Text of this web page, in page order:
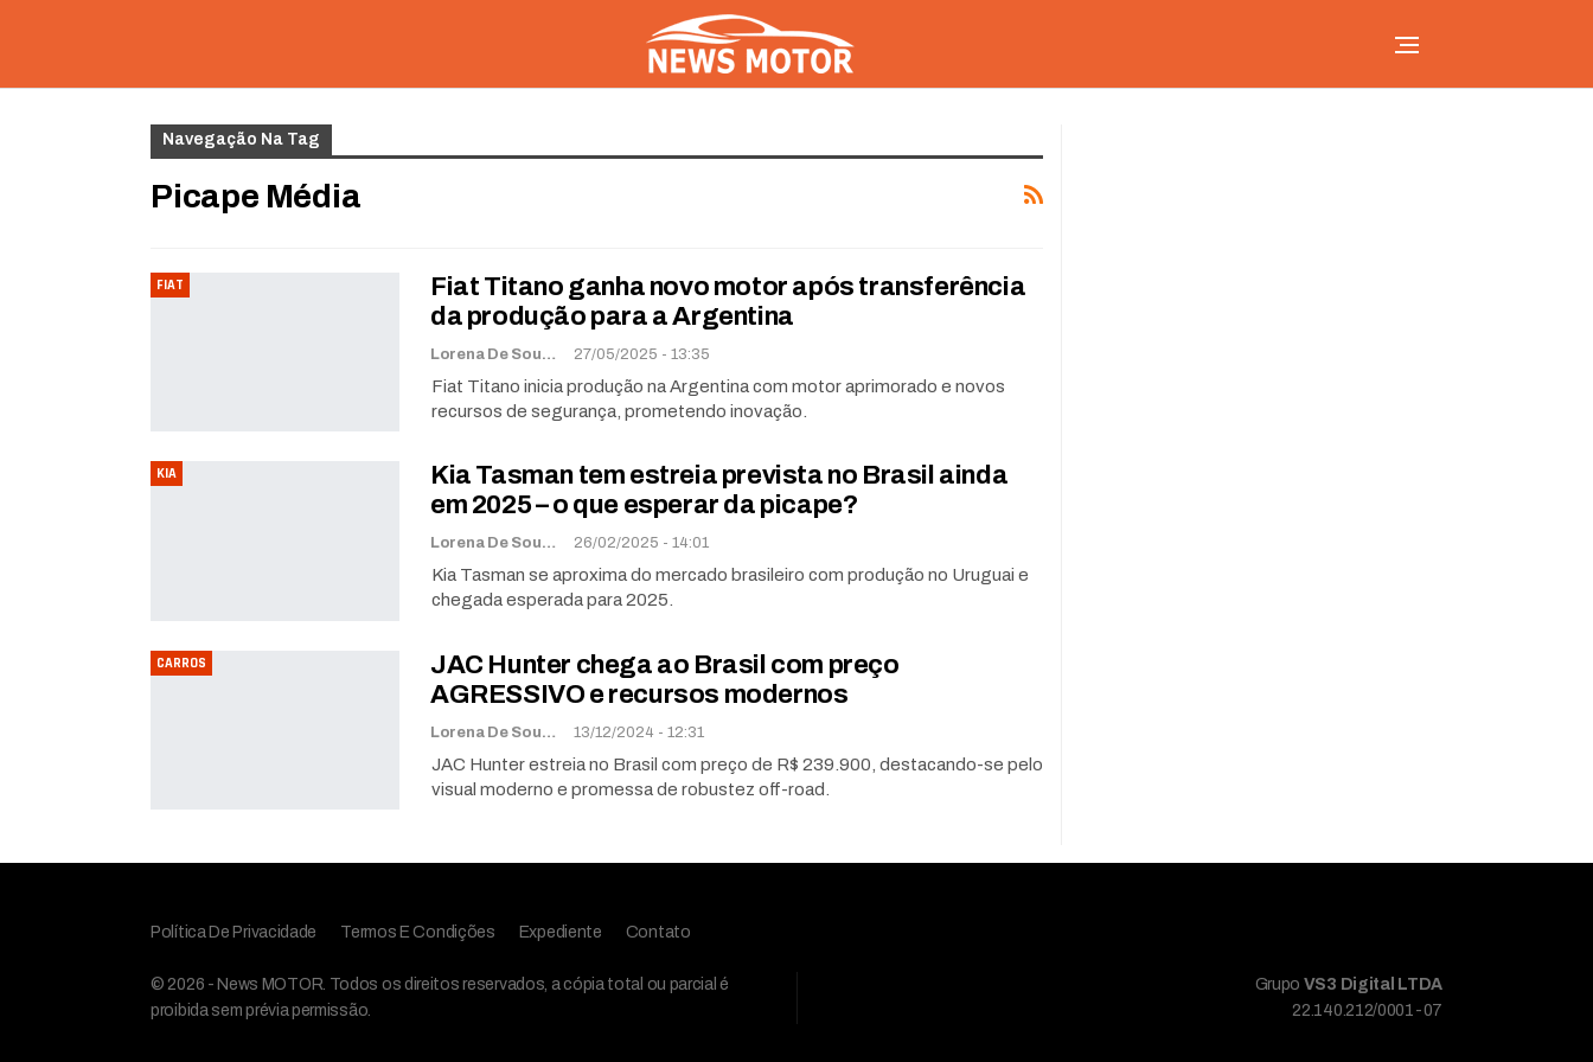
Navegação Na Tag
Picape Média
FIAT
Fiat Titano ganha novo motor após transferência
da produção para a Argentina
Lorena De Sousa 27/05/2025 - 13:35
Fiat Titano inicia produção na Argentina com motor aprimorado e novos
recursos de segurança, prometendo inovação.
KIA
Kia Tasman tem estreia prevista no Brasil ainda
em 2025 – o que esperar da picape?
Lorena De Sousa 26/02/2025 - 14:01
Kia Tasman se aproxima do mercado brasileiro com produção no Uruguai e
chegada esperada para 2025.
CARROS
JAC Hunter chega ao Brasil com preço
AGRESSIVO e recursos modernos
Lorena De Sousa 13/12/2024 - 12:31
JAC Hunter estreia no Brasil com preço de R$ 239.900, destacando-se pelo
visual moderno e promessa de robustez off-road.
Política De Privacidade Termos E Condições Expediente Contato
© 2026 - News MOTOR. Todos os direitos reservados, a cópia total ou parcial é
proibida sem prévia permissão.
Grupo VS3 Digital LTDA
22.140.212/0001-07